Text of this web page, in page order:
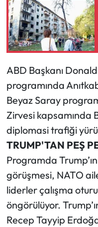
ABD Başkanı
programında
Beyaz Saray
Zirvesi kapsamında
diplomasi trafiği
TRUMP'TAN PEŞ
Programda
görüşmesi, NATO
liderler çalışma
öngörülüyor.
Recep Tayyip
Spor Yazıları
Mektup Galeri
Sağlık
Turizm
Teknoloji